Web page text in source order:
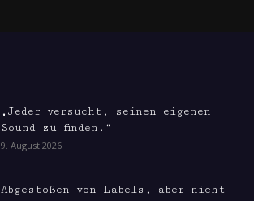
„Jeder versucht, seinen eigenen
Sound zu finden.“
9. August 2026
Abgestoßen von Labels, aber nicht